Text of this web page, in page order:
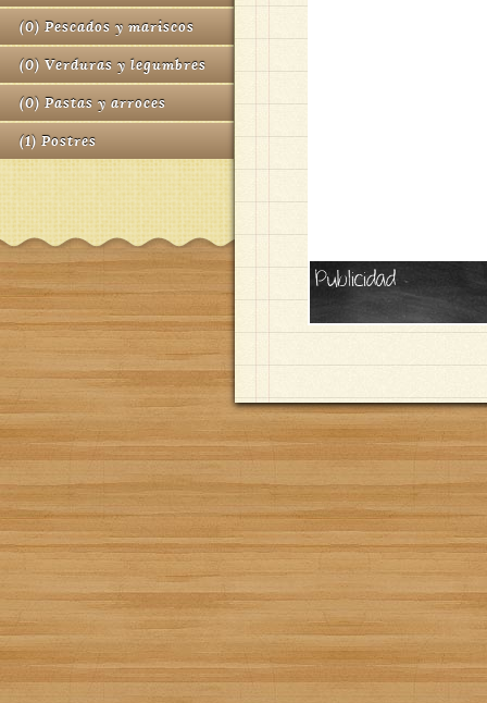
(0) Pescados y mariscos
(0) Verduras y legumbres
(0) Pastas y arroces
(1) Postres
Publicidad